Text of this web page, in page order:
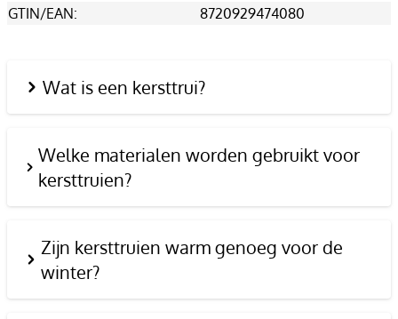
GTIN/EAN:
8720929474080
Wat is een kersttrui?
Welke materialen worden gebruikt voor
kersttruien?
Zijn kersttruien warm genoeg voor de
winter?